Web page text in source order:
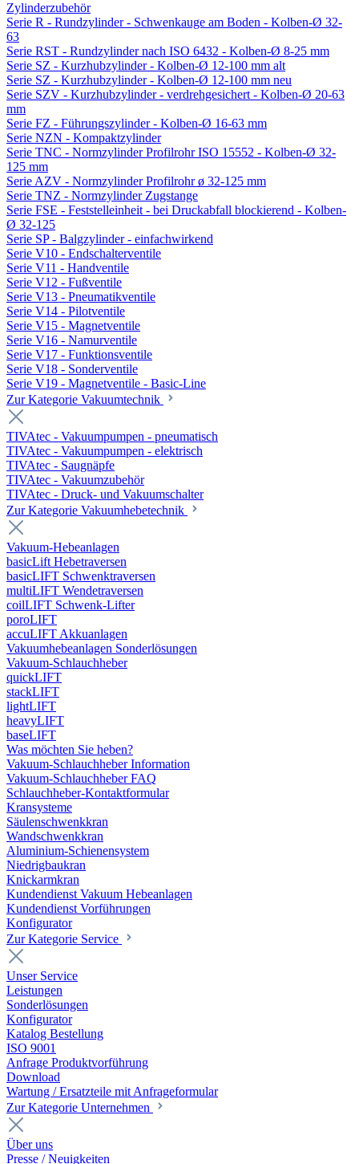
Zylinderzubehör
Serie R - Rundzylinder - Schwenkauge am Boden - Kolben-Ø 32-
63
Serie RST - Rundzylinder nach ISO 6432 - Kolben-Ø 8-25 mm
Serie SZ - Kurzhubzylinder - Kolben-Ø 12-100 mm alt
Serie SZ - Kurzhubzylinder - Kolben-Ø 12-100 mm neu
Serie SZV - Kurzhubzylinder - verdrehgesichert - Kolben-Ø 20-63
mm
Serie FZ - Führungszylinder - Kolben-Ø 16-63 mm
Serie NZN - Kompaktzylinder
Serie TNC - Normzylinder Profilrohr ISO 15552 - Kolben-Ø 32-
125 mm
Serie AZV - Normzylinder Profilrohr ø 32-125 mm
Serie TNZ - Normzylinder Zugstange
Serie FSE - Feststelleinheit - bei Druckabfall blockierend - Kolben-
Ø 32-125
Serie SP - Balgzylinder - einfachwirkend
Serie V10 - Endschalterventile
Serie V11 - Handventile
Serie V12 - Fußventile
Serie V13 - Pneumatikventile
Serie V14 - Pilotventile
Serie V15 - Magnetventile
Serie V16 - Namurventile
Serie V17 - Funktionsventile
Serie V18 - Sonderventile
Serie V19 - Magnetventile - Basic-Line
Zur Kategorie Vakuumtechnik
TIVAtec - Vakuumpumpen - pneumatisch
TIVAtec - Vakuumpumpen - elektrisch
TIVAtec - Saugnäpfe
TIVAtec - Vakuumzubehör
TIVAtec - Druck- und Vakuumschalter
Zur Kategorie Vakuumhebetechnik
Vakuum-Hebeanlagen
basicLift Hebetraversen
basicLIFT Schwenktraversen
multiLIFT Wendetraversen
coilLIFT Schwenk-Lifter
poroLIFT
accuLIFT Akkuanlagen
Vakuumhebeanlagen Sonderlösungen
Vakuum-Schlauchheber
quickLIFT
stackLIFT
lightLIFT
heavyLIFT
baseLIFT
Was möchten Sie heben?
Vakuum-Schlauchheber Information
Vakuum-Schlauchheber FAQ
Schlauchheber-Kontaktformular
Kransysteme
Säulenschwenkkran
Wandschwenkkran
Aluminium-Schienensystem
Niedrigbaukran
Knickarmkran
Kundendienst Vakuum Hebeanlagen
Kundendienst Vorführungen
Konfigurator
Zur Kategorie Service
Unser Service
Leistungen
Sonderlösungen
Konfigurator
Katalog Bestellung
ISO 9001
Anfrage Produktvorführung
Download
Wartung / Ersatzteile mit Anfrageformular
Zur Kategorie Unternehmen
Über uns
Presse / Neuigkeiten